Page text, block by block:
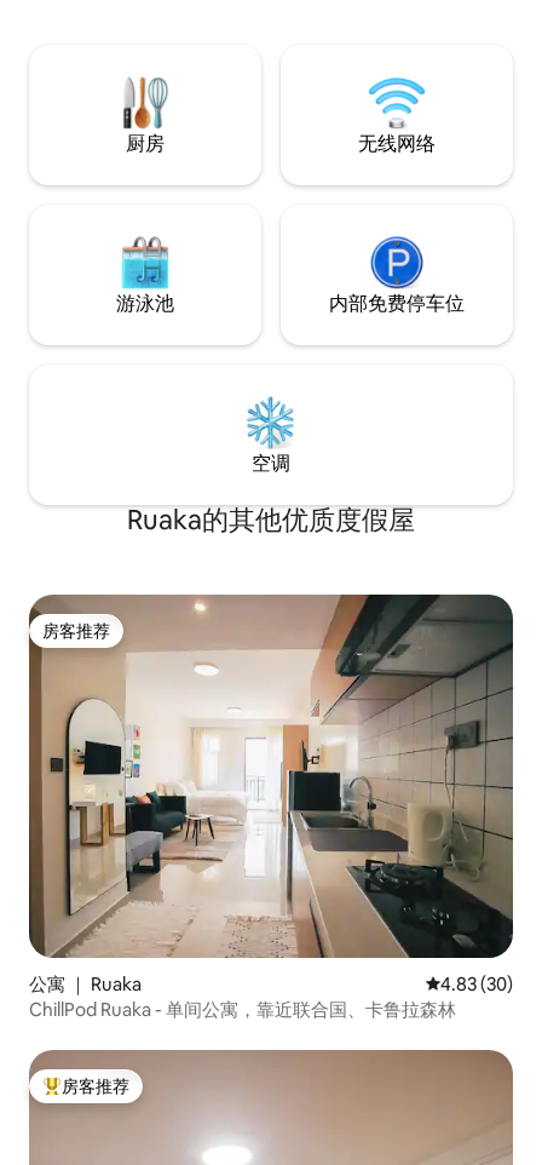
✔ 稳定的高速无线网络（WiFi） ✔ 标准双
人床，配备优质矫形床垫 ✔ 房源内洗衣机
✔ 全厨房 ✔ 带电梯的安全建筑
厨房 无线网络
游泳池 内部免费停车位
空调
Ruaka的其他优质度假屋
房客推荐
房客推荐
公寓 ｜ Ruaka 平均评分
4.83 (30)
ChillPod Ruaka - 单间公寓，靠近联合国、卡鲁拉森林
热门「房客推荐」
房客推荐